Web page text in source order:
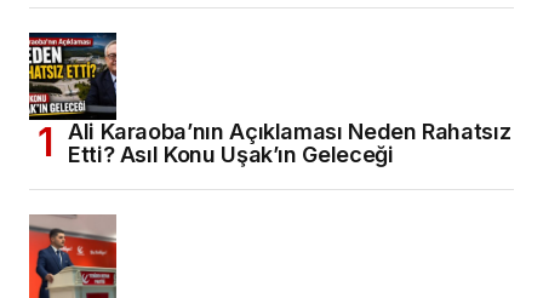
Ali Karaoba’nın Açıklaması Neden Rahatsız
Etti? Asıl Konu Uşak’ın Geleceği